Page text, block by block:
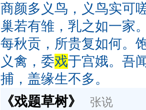
商颜多义鸟，义鸟实可
巢若有雏，乳之如一家
每秋贡，所贵复如何。
义禽，委戏于宫娥。吾
捕，盖缘生不多。
《戏题草树》
张说